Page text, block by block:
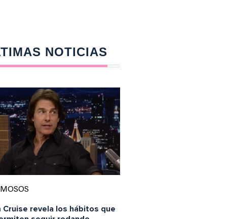
NOTICIAS
Cruise revela los hábitos que